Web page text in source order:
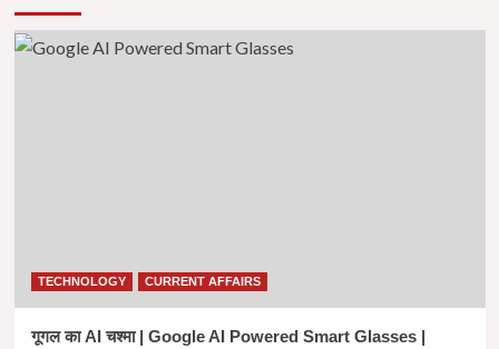
TECHNOLOGY CURRENT AFFAIRS
गूगल का AI चश्मा | Google AI Powered Smart Glasses |